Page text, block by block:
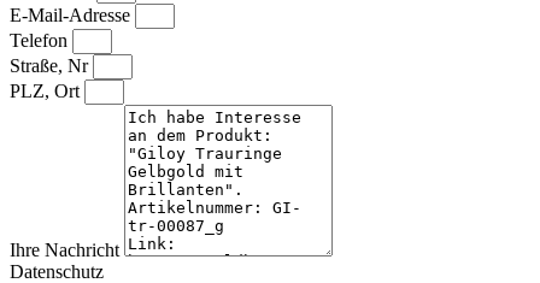
E-Mail-Adresse
Telefon
Straße, Nr
PLZ, Ort
Ihre Nachricht
Datenschutz